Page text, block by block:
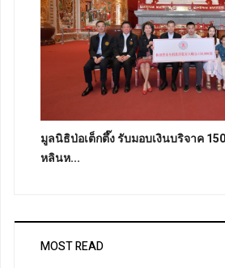
มูลนิธิป่อเต็กตึ๊ง รับมอบเงินบริจาค
หลินห...
MOST READ